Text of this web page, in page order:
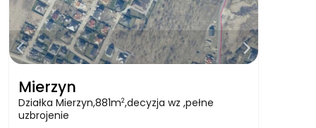
Mierzyn
Działka Mierzyn,881m2,decyzja wz ,pełne
uzbrojenie